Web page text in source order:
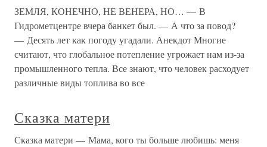
ЗЕМЛЯ, КОНЕЧНО, НЕ ВЕНЕРА, НО… — В
Гидрометцентре вчера банкет был. — А что за повод?
— Десять лет как погоду угадали. Анекдот Многие
считают, что глобальное потепление угрожает нам из-за
промышленного тепла. Все знают, что человек расходует
различные виды топлива во все
Сказка матери
Сказка матери — Мама, кого ты больше любишь: меня